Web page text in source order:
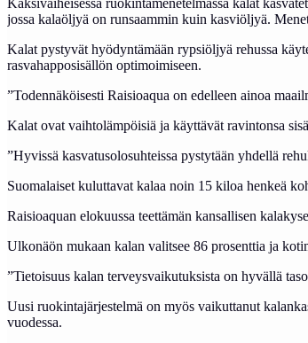
jossa kalaöljyä on runsaammin kuin kasviöljyä.
Kalat pystyvät hyödyntämään rypsiöljyä rehussa
rasvahapposisällön optimoimiseen.
”Todennäköisesti Raisioaqua on edelleen ainoa
Kalat ovat vaihtolämpöisiä ja käyttävät ravintonsa
”Hyvissä kasvatusolosuhteissa pystytään yhdellä
Suomalaiset kuluttavat kalaa noin 15 kiloa henkeä
Raisioaquan elokuussa teettämän kansallisen
Ulkonäön mukaan kalan valitsee 86 prosenttia ja
”Tietoisuus kalan terveysvaikutuksista on hyvällä
Uusi ruokintajärjestelmä on myös vaikuttanut
vuodessa.